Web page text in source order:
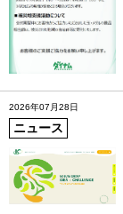
2026年07月28日
ニュース